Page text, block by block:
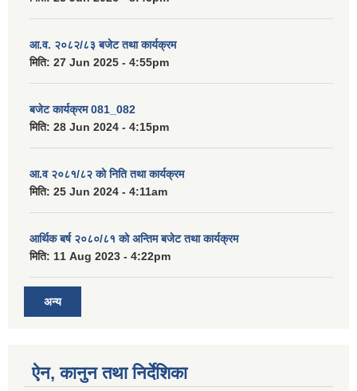
आ.व. २०८२/८३ बजेट तथा कार्यक्रम
मिति: 27 Jun 2025 - 4:55pm
बजेट कार्यक्रम 081_082
मिति: 28 Jun 2024 - 4:15pm
आ.व २०८१/८२ को निति तथा कार्यक्रम
मिति: 25 Jun 2024 - 4:11am
आर्थिक बर्ष २०८०/८१ को अन्तिम बजेट तथा कार्यक्रम
मिति: 11 Aug 2023 - 4:22pm
अन्य
ऐन, कानुन तथा निर्देशिका